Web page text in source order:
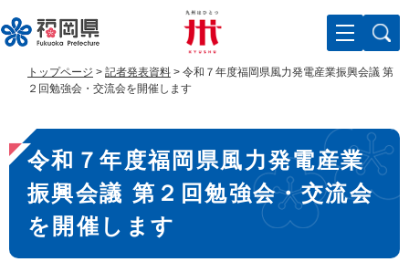
ー
ジ
す
。
ニ
ュ
し
て
トップページ > 記者発表資料 > 令和７年度福岡県風力発電産業振興会議 第
２回勉強会・交流会を開催します
本
文
令和７年度福岡県風力発電産業
振興会議 第２回勉強会・交流会
を開催します